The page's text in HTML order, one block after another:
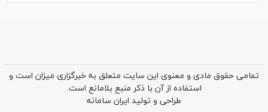
تمامی حقوق مادی و معنوی این سایت متعلق به خبرگزاری میزان است و
استفاده از آن با ذکر منبع بلامانع است.
طراحی و تولید ایران سامانه